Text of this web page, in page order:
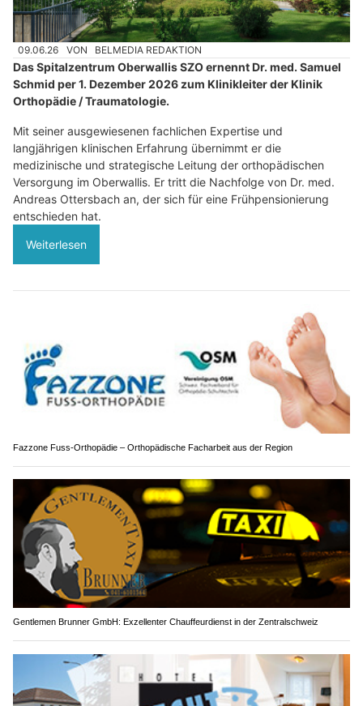
09.06.26 VON BELMEDIA REDAKTION
Das Spitalzentrum Oberwallis SZO ernennt Dr. med. Samuel
Schmid per 1. Dezember 2026 zum Klinikleiter der Klinik
Orthopädie / Traumatologie.
Mit seiner ausgewiesenen fachlichen Expertise und
langjährigen klinischen Erfahrung übernimmt er die
medizinische und strategische Leitung der orthopädischen
Versorgung im Oberwallis. Er tritt die Nachfolge von Dr. med.
Andreas Ottersbach an, der sich für eine Frühpensionierung
entschieden hat.
Weiterlesen
Fazzone Fuss-Orthopädie – Orthopädische Facharbeit aus der Region
Gentlemen Brunner GmbH: Exzellenter Chauffeurdienst in der Zentralschweiz